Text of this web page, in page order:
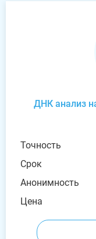
ДНК анализ
Точность
Срок
Анонимность
Цена